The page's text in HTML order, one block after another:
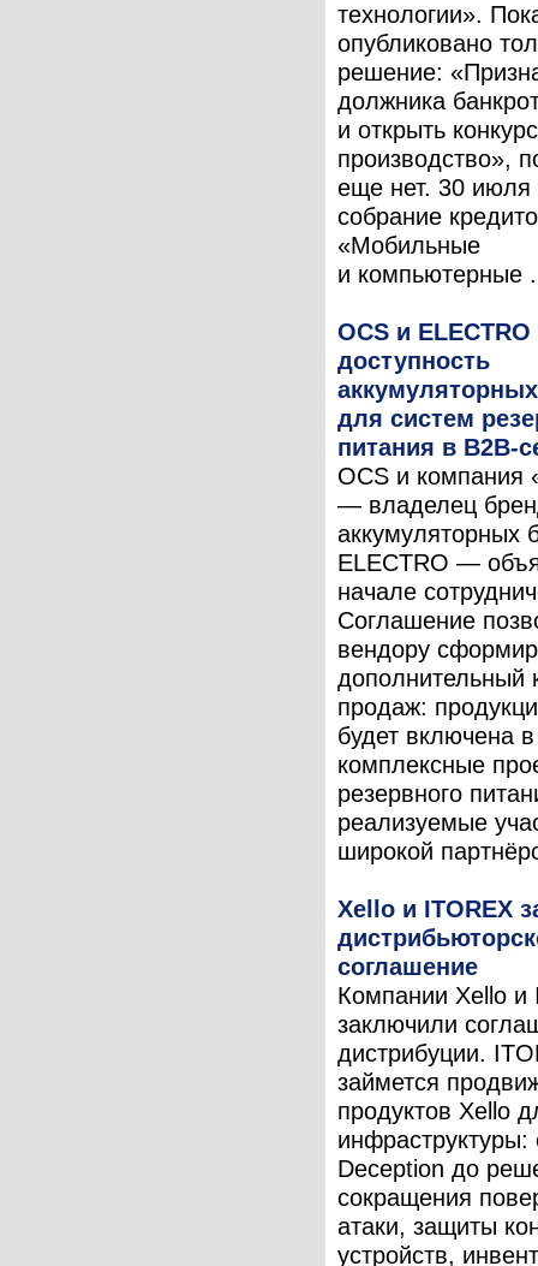
технологии».
опубликовано
решение:
должника
и открыть
производство»,
еще нет. 30 июля
собрание
«Мобильные
и компьютерные
OCS и
доступность
для систем
питания в B2B-
OCS и компания
— владелец
аккумуляторных
ELECTRO —
начале
Соглашение
вендору
дополнительный
продаж:
будет включена в
комплексные
резервного
реализуемые
широкой
Xello и ITOREX
соглашение
Компании Xello и
заключили
дистрибуции.
займется
продуктов Xello
инфраструктуры:
Deception до
сокращения
атаки, защиты
устройств,